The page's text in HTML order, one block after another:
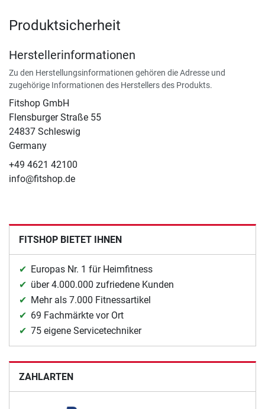
Produktsicherheit
Herstellerinformationen
Zu den Herstellungsinformationen gehören die Adresse und
zugehörige Informationen des Herstellers des Produkts.
Fitshop GmbH
Flensburger Straße 55
24837 Schleswig
Germany
+49 4621 42100
info@fitshop.de
FITSHOP BIETET IHNEN
Europas Nr. 1 für Heimfitness
über 4.000.000 zufriedene Kunden
Mehr als 7.000 Fitnessartikel
69 Fachmärkte vor Ort
75 eigene Servicetechniker
ZAHLARTEN